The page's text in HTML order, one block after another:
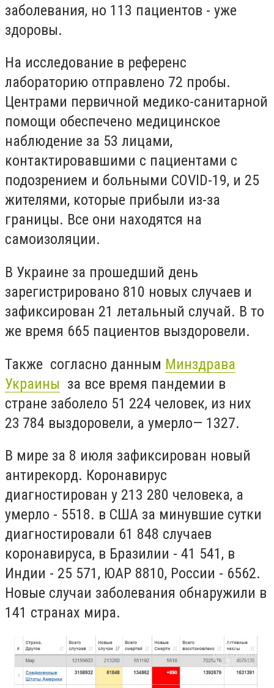
заболевания, но 113 пациентов - уже
здоровы.
На исследование в референс
лабораторию отправлено 72 пробы.
Центрами первичной медико-санитарной
помощи обеспечено медицинское
наблюдение за 53 лицами,
контактировавшими с пациентами с
подозрением и больными COVID-19, и 25
жителями, которые прибыли из-за
границы. Все они находятся на
самоизоляции.
В Украине за прошедший день
зарегистрировано 810 новых случаев и
зафиксирован 21 летальный случай. В то
же время 665 пациентов выздоровели.
Также согласно данным Минздрава
Украины за все время пандемии в
стране заболело 51 224 человек, из них
23 784 выздоровели, а умерло— 1327.
В мире за 8 июля зафиксирован новый
антирекорд. Коронавирус
диагностирован у 213 280 человека, а
умерло - 5518. в США за минувшие сутки
диагностировали 61 848 случаев
коронавируса, в Бразилии - 41 541, в
Индии - 25 571, ЮАР 8810, России - 6562.
Новые случаи заболевания обнаружили в
141 странах мира.